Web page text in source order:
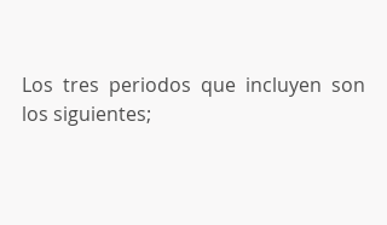
Los tres periodos que incluyen son
los siguientes;